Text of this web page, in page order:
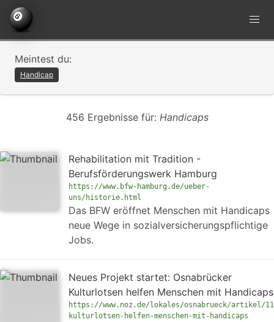
Meintest du:
Handicap
456 Ergebnisse für: Handicaps
Rehabilitation mit Tradition -
Berufsförderungswerk Hamburg
https://www.bfw-hamburg.de/ueber-
uns/historie.html
Das BFW eröffnet Menschen mit Handicaps
neue Wege in sozialversicherungspflichtige
Jobs.
Neues Projekt startet: Osnabrücker
Kulturlotsen helfen Menschen mit Handicaps
https://www.noz.de/lokales/osnabrueck/artikel/
kulturlotsen-helfen-menschen-mit-handicaps